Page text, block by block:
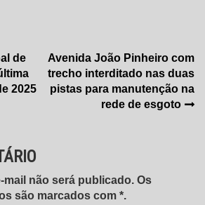
de
2025
Avenida João Pinheiro com
trecho interditado nas duas
pistas para manutenção na
rede de esgoto
mail não será publicado. Os
são marcados com *.